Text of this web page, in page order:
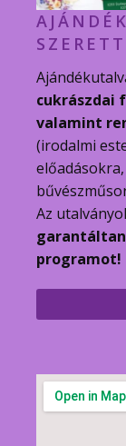
cukrászdai
valamint
(irodalmi
Az
programot!